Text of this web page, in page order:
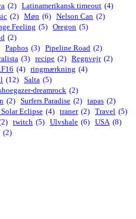
(2) Latinamerikansk timeout (4)
(2) Møn (6) Nelson Can (2)
Feeling (5) Oregon (5)
(2)
Paphos (3) Pipeline Road (2)
(3) recipe (2) Regnvejr (2)
(4) ringmærkning (4)
(12) Salta (5)
dreamrock (2)
(2) Surfers Paradise (2) tapas (2)
Eclipse (4) traner (2) Travel (5)
twitch (5) Ulvshale (6) USA (8)
(2)